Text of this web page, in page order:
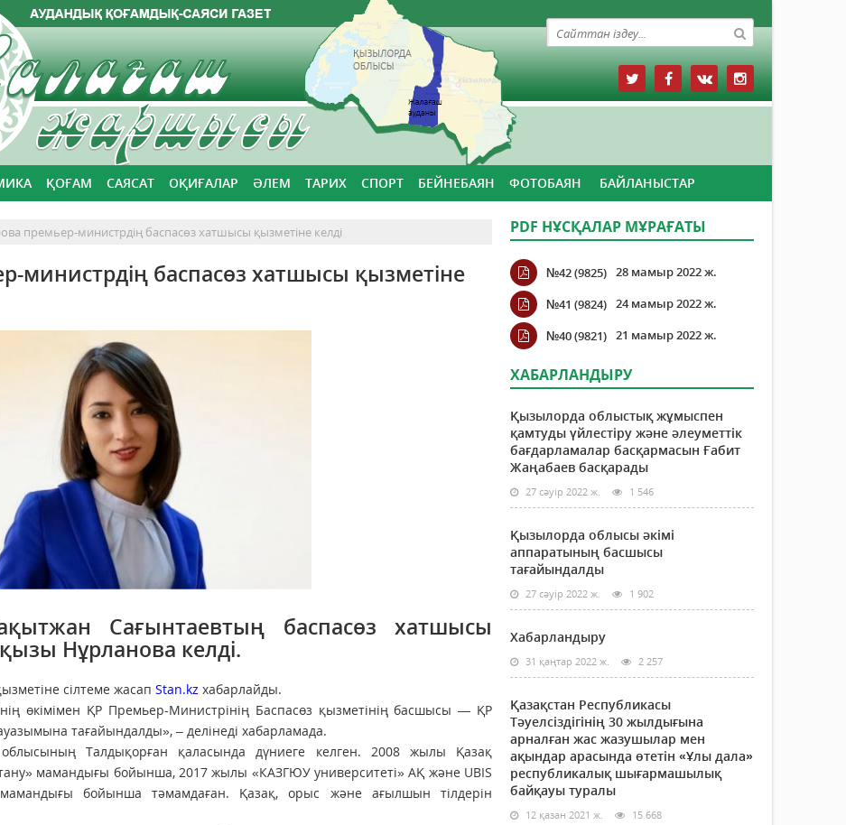
ҚОҒАМ САЯСАТ ОҚИҒАЛАР ӘЛЕМ ТАРИХ СПОРТ БЕЙНЕБАЯН ФОТОБАЯН БАЙЛАНЫСТАР
премьер-министрдің баспасөз хатшысы қызметіне келді
министрдің баспасөз хатшысы қызметіне
Сағынтаевтың баспасөз хатшысы
Нұрланова келді.
сілтеме жасап Stan.kz хабарлайды.
өкімімен ҚР Премьер-Министрінің Баспасөз қызметінің басшысы — ҚР
тағайындалды», – делінеді хабарламада.
Талдықорған қаласында дүниеге келген. 2008 жылы Қазақ
мамандығы бойынша, 2017 жылы «КАЗГЮУ университеті» АҚ және UBIS
мамандығы бойынша тәмамдаған. Қазақ, орыс және ағылшын тілдерін
PDF НҰСҚАЛАР МҰРАҒАТЫ
№42 (9825) 28 мамыр 2022 ж.
№41 (9824) 24 мамыр 2022 ж.
№40 (9821) 21 мамыр 2022 ж.
ХАБАРЛАНДЫРУ
Қызылорда облыстық жұмыспен
қамтуды үйлестіру және әлеуметтік
бағдарламалар басқармасын Ғабит
Жаңабаев басқарады
27 сәуір 2022 ж. 1 546
Қызылорда облысы әкімі
аппаратының басшысы
тағайындалды
27 сәуір 2022 ж. 1 902
Хабарландыру
31 қаңтар 2022 ж. 2 257
Қазақстан Республикасы
Тәуелсіздігінің 30 жылдығына
арналған жас жазушылар мен
ақындар арасында өтетін «Ұлы дала»
республикалық шығармашылық
байқауы туралы
12 қазан 2021 ж. 15 668